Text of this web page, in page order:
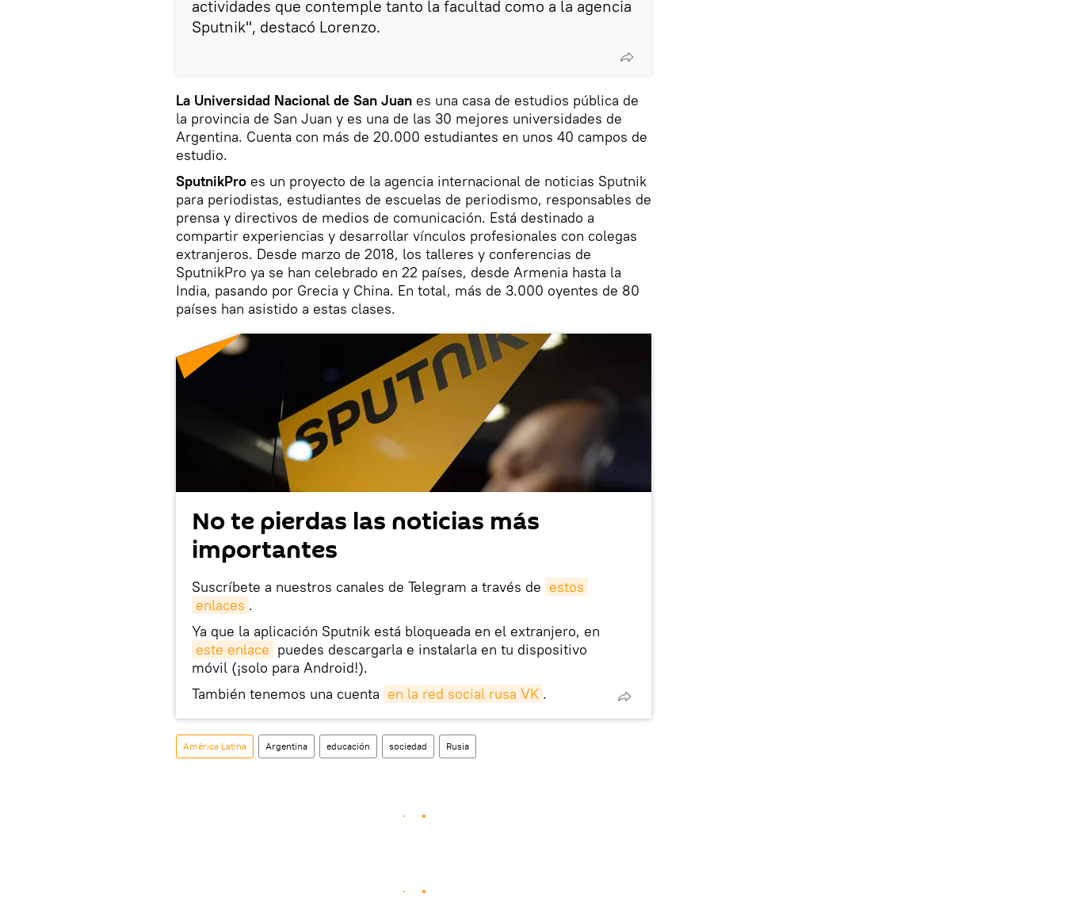
actividades que contemple tanto la facultad como a la agencia
Sputnik", destacó Lorenzo.
La Universidad Nacional de San Juan es una casa de estudios pública de
la provincia de San Juan y es una de las 30 mejores universidades de
Argentina. Cuenta con más de 20.000 estudiantes en unos 40 campos de
estudio.
SputnikPro es un proyecto de la agencia internacional de noticias Sputnik
para periodistas, estudiantes de escuelas de periodismo, responsables de
prensa y directivos de medios de comunicación. Está destinado a
compartir experiencias y desarrollar vínculos profesionales con colegas
extranjeros. Desde marzo de 2018, los talleres y conferencias de
SputnikPro ya se han celebrado en 22 países, desde Armenia hasta la
India, pasando por Grecia y China. En total, más de 3.000 oyentes de 80
países han asistido a estas clases.
No te pierdas las noticias más
importantes
Suscríbete a nuestros canales de Telegram a través de estos
enlaces .
Ya que la aplicación Sputnik está bloqueada en el extranjero, en
este enlace puedes descargarla e instalarla en tu dispositivo
móvil (¡solo para Android!).
También tenemos una cuenta en la red social rusa VK .
América Latina Argentina educación sociedad Rusia